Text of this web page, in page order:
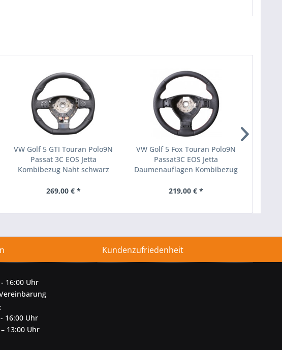
VW Golf 5 GTI Touran Polo9N
Passat 3C EOS Jetta
Kombibezug Naht schwarz
269,00 € *
VW Golf 5 Fox Touran Polo9N
Passat3C EOS Jetta
Daumenauflagen Kombibezug
219,00 € *
16:00 Uhr
16:00 Uhr
13:00 Uhr
Kundenzufriedenheit